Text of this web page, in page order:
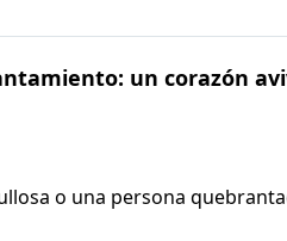
un corazón
o una persona
hace treinta años.